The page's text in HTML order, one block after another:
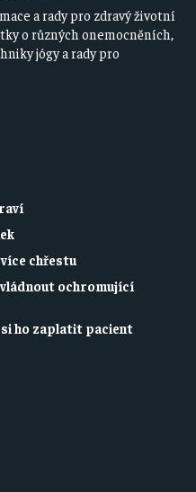
a rady pro zdravý životní
o různých onemocněních,
jógy a rady pro
chřestu
ochromující
ho zaplatit pacient